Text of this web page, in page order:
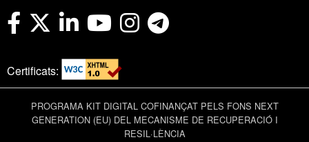
Certificats:
PROGRAMA KIT DIGITAL COFINANÇAT PELS FONS NEXT
GENERATION (EU) DEL MECANISME DE RECUPERACIÓ I
RESIL·LÈNCIA